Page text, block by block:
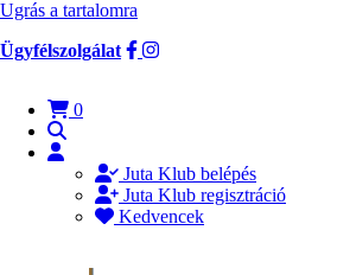
Ugrás a tartalomra
Ügyfélszolgálat
0
Juta Klub belépés
Juta Klub regisztráció
Kedvencek